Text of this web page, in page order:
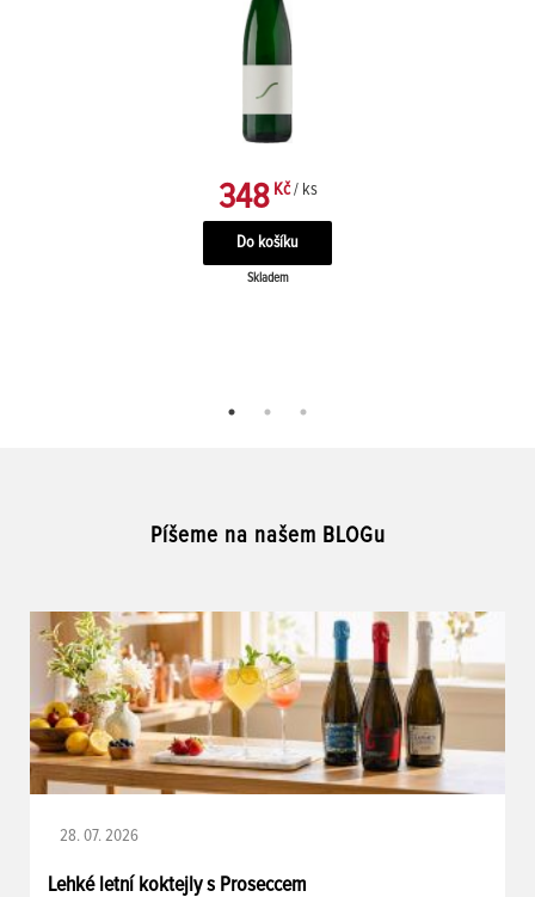
348Kč / ks
Skladem
Píšeme na našem BLOGu
28. 07. 2026
Lehké letní koktejly s Proseccem